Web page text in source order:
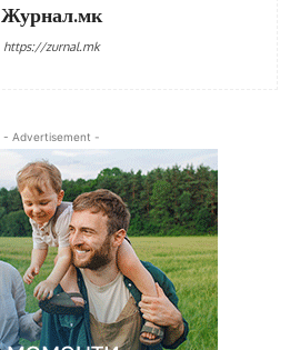
Журнал.мк
https://zurnal.mk
- Advertisement -